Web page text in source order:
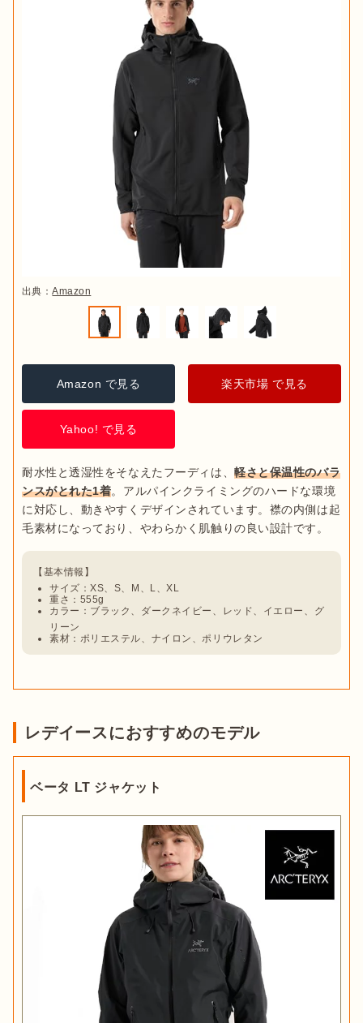
出典：Amazon
Amazon で見る 楽天市場 で見る
Yahoo! で見る
耐水性と透湿性をそなえたフーディは、軽さと保温性のバラ
ンスがとれた1着。アルパインクライミングのハードな環境
に対応し、動きやすくデザインされています。襟の内側は起
サイズ：XS、S、M、L、XL
重さ：555g
カラー：ブラック、ダークネイビー、レッド、イエロー、グ
リーン
素材：ポリエステル、ナイロン、ポリウレタン
レデイースにおすすめのモデル
ベータ LT ジャケット